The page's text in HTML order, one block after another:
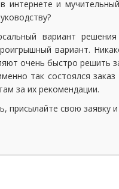
интернете и
вариант
вариант.
очень быстро решить
так состоялся
за их рекомендации.
присылайте свою заявку